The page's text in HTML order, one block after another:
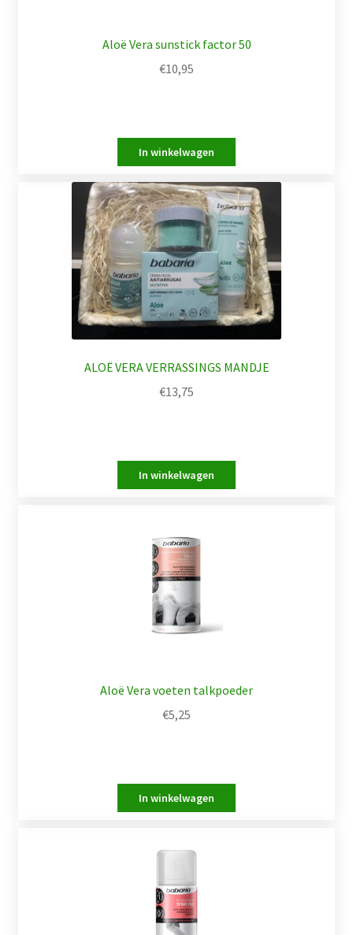
Aloë Vera sunstick factor 50
€10,95
ALOË VERA VERRASSINGS MANDJE
€13,75
Aloë Vera voeten talkpoeder
€5,25